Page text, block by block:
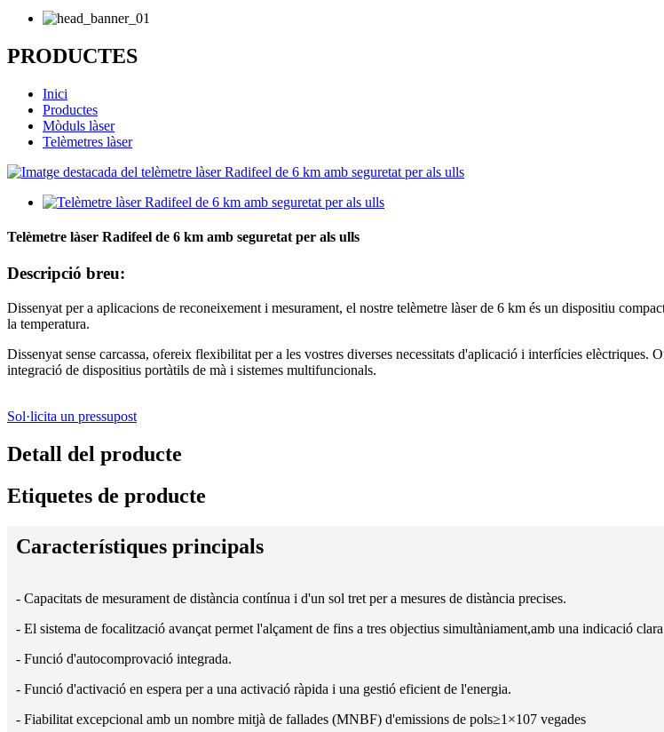
PRODUCTES
Inici
Productes
Mòduls làser
Telèmetres làser
Telèmetre làser Radifeel de 6 km amb seguretat per als ulls
Descripció breu:
Dissenyat per a aplicacions de reconeixement i mesurament, el nostre telèmetre làser de 6 km és un dispositiu
la temperatura.
Dissenyat sense carcassa, ofereix flexibilitat per a les vostres diverses necessitats d'aplicació i interfícies
integració de dispositius portàtils de mà i sistemes multifuncionals.
Sol·licita un pressupost
Detall del producte
Etiquetes de producte
Característiques principals
- Capacitats de mesurament de distància contínua i d'un sol tret per a mesures de distància precises.
- El sistema de focalització avançat permet l'alçament de fins a tres objectius simultàniament,amb una indicació
- Funció d'autocomprovació integrada.
- Funció d'activació en espera per a una activació ràpida i una gestió eficient de l'energia.
- Fiabilitat excepcional amb un nombre mitjà de fallades (MNBF) d'emissions de pols≥1×107 vegades